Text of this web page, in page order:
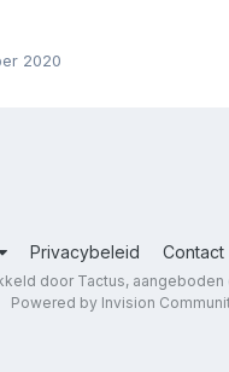
2020
Privacybeleid Contact
door Tactus, aangeboden
Powered by Invision